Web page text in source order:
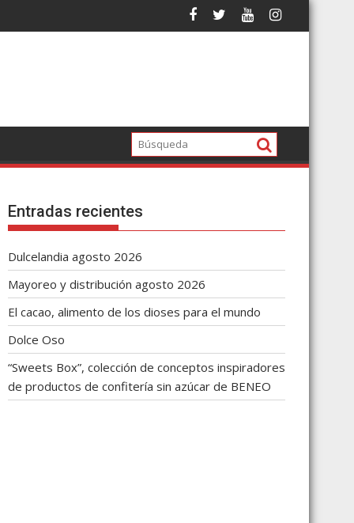
Entradas recientes
Dulcelandia agosto 2026
Mayoreo y distribución agosto 2026
El cacao, alimento de los dioses para el mundo
Dolce Oso
“Sweets Box”, colección de conceptos inspiradores
de productos de confitería sin azúcar de BENEO